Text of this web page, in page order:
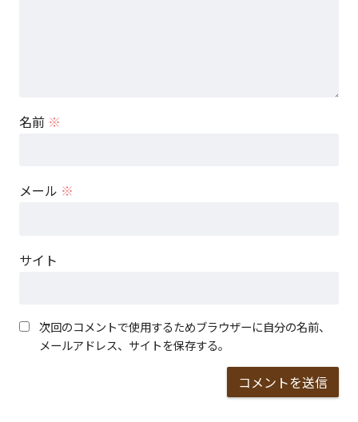
名前 ※
メール ※
サイト
次回のコメントで使用するためブラウザーに自分の名前、
メールアドレス、サイトを保存する。